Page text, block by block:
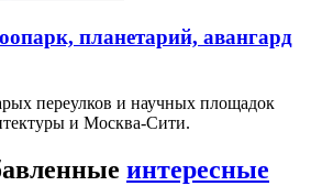
планетарий, авангард
переулков и научных площадок
и Москва-Сити.
интересные